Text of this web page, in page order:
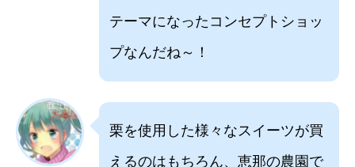
テーマになったコンセプトショッ
プなんだね～！
栗を使用した様々なスイーツが買
えるのはもちろん、恵那の農園で